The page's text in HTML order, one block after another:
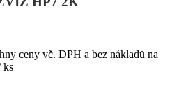
ceny vč. DPH a bez nákladů na
ks